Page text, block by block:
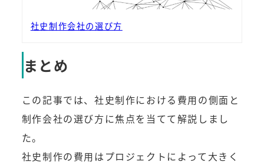
社史制作会社の選び方
まとめ
この記事では、社史制作における費用の側面と
制作会社の選び方に焦点を当てて解説しまし
た。
社史制作の費用はプロジェクトによって大きく